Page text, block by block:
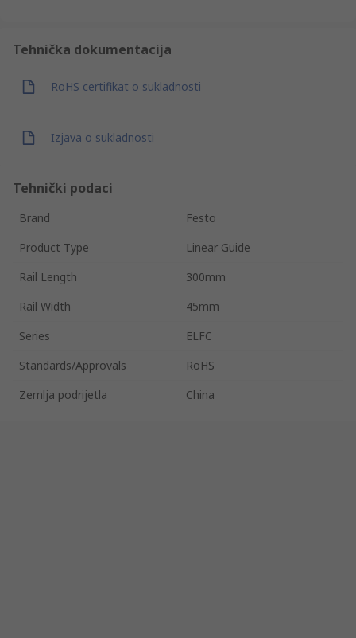
Tehnička dokumentacija
RoHS certifikat o sukladnosti
Izjava o sukladnosti
Tehnički podaci
Brand
Festo
Product Type
Linear Guide
Rail Length
300mm
Rail Width
45mm
Series
ELFC
Standards/Approvals
RoHS
Zemlja podrijetla
China